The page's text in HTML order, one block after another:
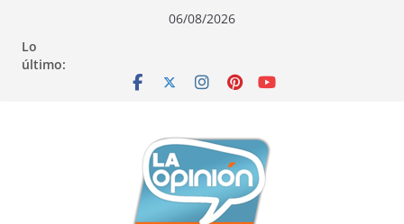
contenido
navegación
contenido
06/08/2026
Lo
último: